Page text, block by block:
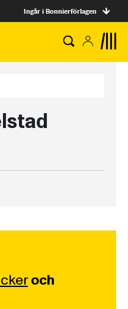
Ingår i Bonnierförlagen
och